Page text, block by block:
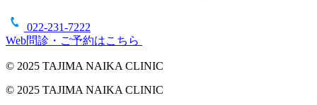
022-231-7222
Web問診・ご予約はこちら
© 2025 TAJIMA NAIKA CLINIC
© 2025 TAJIMA NAIKA CLINIC